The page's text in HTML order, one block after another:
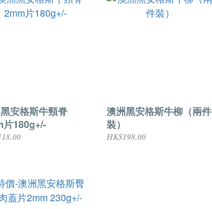
安格斯牛頸脊
片180g+/-
澳洲黑安格斯牛柳（兩件
裝）
HK$198.00